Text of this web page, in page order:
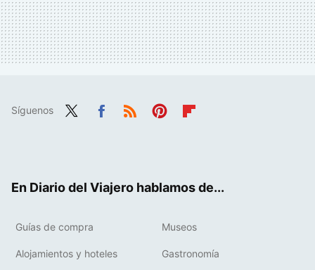
Síguenos
En Diario del Viajero hablamos de...
Guías de compra Museos
Alojamientos y hoteles Gastronomía